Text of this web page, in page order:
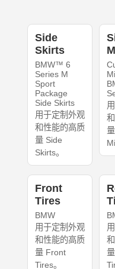
Side
Skirts
BMW™ 6
Series M
Sport
Package
Side Skirts
用于定制外观
和性能的高质
量 Side
Skirts。
Front
Tires
BMW
用于定制外观
和性能的高质
量 Front
Tires。